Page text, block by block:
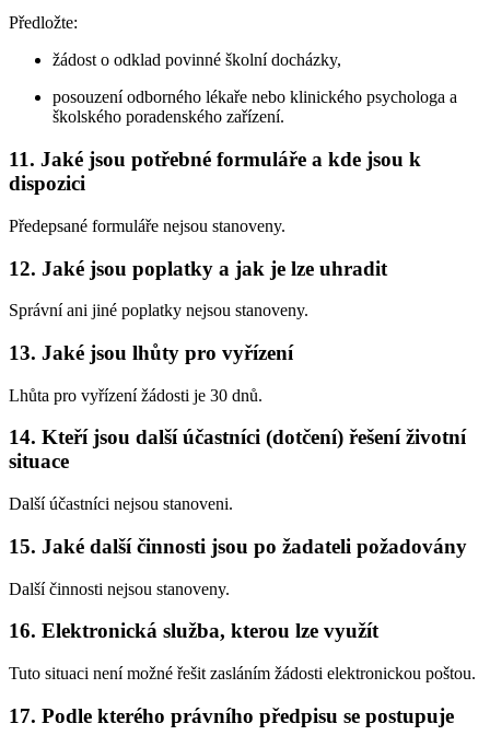
Předložte:
žádost o odklad povinné školní docházky,
posouzení odborného lékaře nebo klinického psychologa a
školského poradenského zařízení.
11. Jaké jsou potřebné formuláře a kde jsou k
dispozici
Předepsané formuláře nejsou stanoveny.
12. Jaké jsou poplatky a jak je lze uhradit
Správní ani jiné poplatky nejsou stanoveny.
13. Jaké jsou lhůty pro vyřízení
Lhůta pro vyřízení žádosti je 30 dnů.
14. Kteří jsou další účastníci (dotčení) řešení životní
situace
Další účastníci nejsou stanoveni.
15. Jaké další činnosti jsou po žadateli požadovány
Další činnosti nejsou stanoveny.
16. Elektronická služba, kterou lze využít
Tuto situaci není možné řešit zasláním žádosti elektronickou poštou.
17. Podle kterého právního předpisu se postupuje